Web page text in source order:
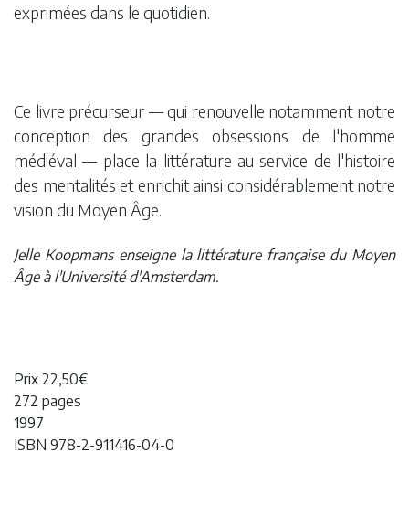
exprimées dans le quotidien.
Ce livre précurseur — qui renouvelle notamment notre
conception des grandes obsessions de l'homme
médiéval — place la littérature au service de l'histoire
des mentalités et enrichit ainsi considérablement notre
vision du Moyen Âge.
Jelle Koopmans enseigne la littérature française du Moyen
Âge à l'Université d'Amsterdam.
Prix 22,50€
272 pages
1997
ISBN 978-2-911416-04-0